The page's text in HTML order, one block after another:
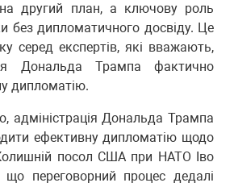
на другий план, а ключову роль
без дипломатичного досвіду. Це
серед експертів, які вважають,
Дональда Трампа фактично
дипломатію.
адміністрація Дональда Трампа
ефективну дипломатію щодо
посол США при НАТО Іво
переговорний процес дедалі